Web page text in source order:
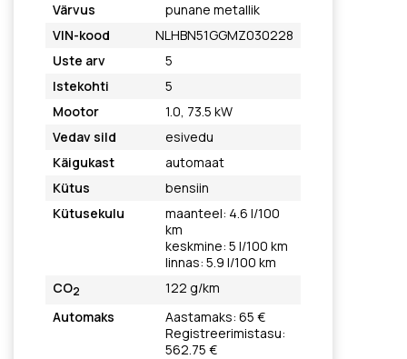
Värvus
punane metallik
VIN-kood
NLHBN51GGMZ030228
Uste arv
5
Istekohti
5
Mootor
1.0, 73.5 kW
Vedav sild
esivedu
Käigukast
automaat
Kütus
bensiin
Kütusekulu
maanteel: 4.6 l/100
km
keskmine: 5 l/100 km
linnas: 5.9 l/100 km
CO2
122 g/km
Automaks
Aastamaks: 65 €
Registreerimistasu:
562.75 €